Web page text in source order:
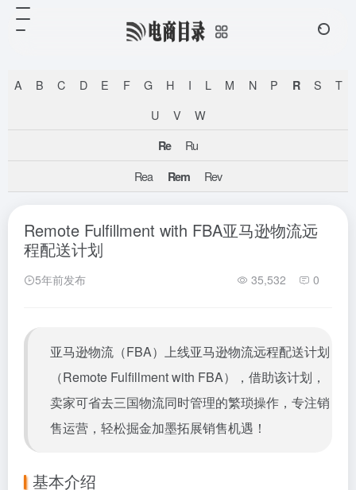
A B C D E F G H I L M N P R S
T
U
V W
Re
Ru
Rea
Rem Rev
Remote Fulfillment with FBA亚马逊物流远
程配送计划
5年前发布 35,532 0
亚马逊物流（FBA）上线亚马逊物流远程配送计划
（Remote Fulfillment with FBA），借助该计划，
卖家可省去三国物流同时管理的繁琐操作，专注销
售运营，轻松掘金加墨拓展销售机遇！
基本介绍